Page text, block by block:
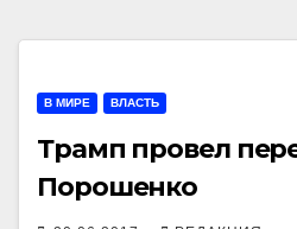
В МИРЕ ВЛАСТЬ
Трамп провел
Порошенко